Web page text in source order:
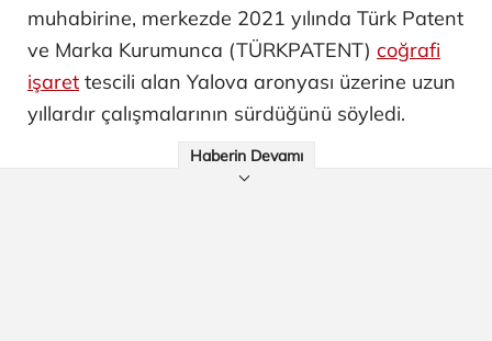
muhabirine, merkezde 2021 yılında Türk Patent
ve Marka Kurumunca (TÜRKPATENT) coğrafi
işaret tescili alan Yalova aronyası üzerine uzun
yıllardır çalışmalarının sürdüğünü söyledi.
Haberin Devamı